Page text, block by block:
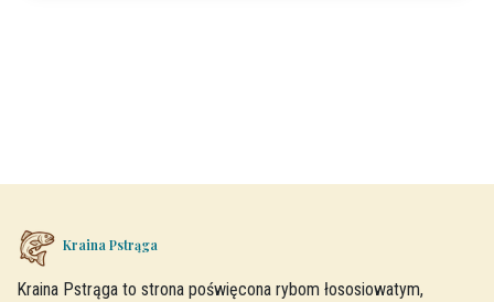
Kraina Pstrąga
Kraina Pstrąga to strona poświęcona rybom łososiowatym,